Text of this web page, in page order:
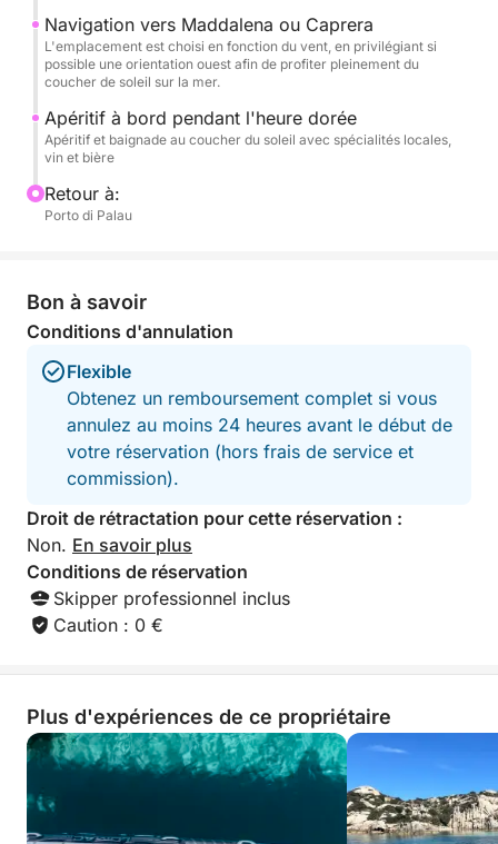
Un apéritif à bord accompagne cette heure dorée,
transformant cette excursion en un moment exclusif
et romantique. Parfaite pour les couples, les petits
cette croisière est l'alliance parfaite entre nature et
ambiance.
Une façon unique de terminer la journée au cœur de
Navigation vers Maddalena ou Caprera
L'emplacement est choisi en fonction du vent, en privilégiant si
possible une orientation ouest afin de profiter pleinement du
coucher de soleil sur la mer.
Apéritif à bord pendant l'heure dorée
Apéritif et baignade au coucher du soleil avec spécialités locales,
vin et bière
Retour à:
Porto di Palau
Bon à savoir
Conditions d'annulation
Flexible
Obtenez un remboursement complet si vous
annulez au moins 24 heures avant le début de
votre réservation (hors frais de service et
commission).
Droit de rétractation pour cette réservation :
Non. En savoir plus
Conditions de réservation
Skipper professionnel inclus
Caution : 0 €
Plus d'expériences de ce propriétaire